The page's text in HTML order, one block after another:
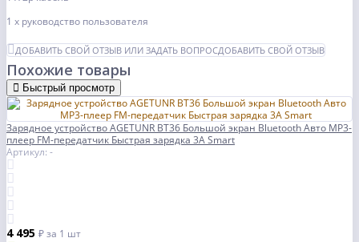
1 x руководство пользователя
ДОБАВИТЬ СВОЙ ОТЗЫВ ИЛИ ЗАДАТЬ ВОПРОСДОБАВИТЬ СВОЙ ОТЗЫВ
Похожие товары
Быстрый просмотр
Зарядное устройство AGETUNR BT36 Большой экран Bluetooth Авто MP3-
плеер FM-передатчик Быстрая зарядка 3A Smart
Артикул: -
4 495 ₽за 1 шт